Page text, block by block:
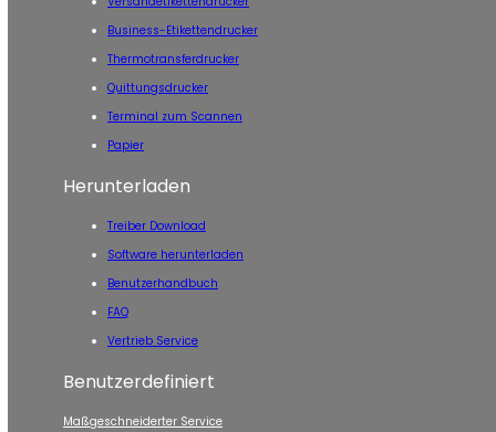
Business-Etikettendrucker
Thermotransferdrucker
Quittungsdrucker
Terminal zum Scannen
Papier
Herunterladen
Treiber Download
Software herunterladen
Benutzerhandbuch
FAQ
Vertrieb Service
Benutzerdefiniert
Maßgeschneiderter Service